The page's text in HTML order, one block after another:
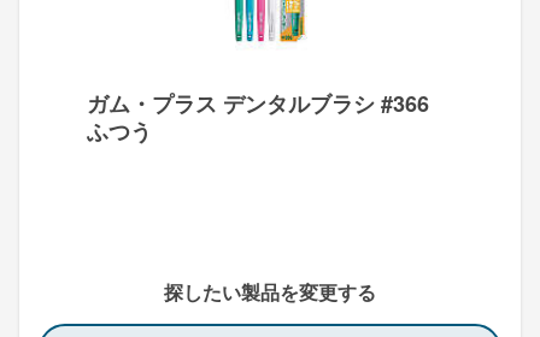
ガム・プラス デンタルブラシ #366
ふつう
探したい製品を変更する